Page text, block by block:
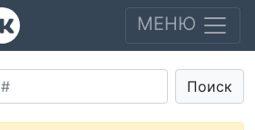
МЕНЮ
Поиск